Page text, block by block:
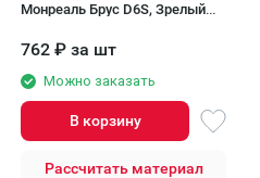
Монреаль Брус D6S, Зрелый
762 ₽ за шт
Можно заказать
В корзину
Рассчитать материал